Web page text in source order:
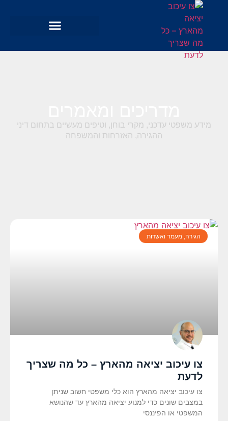
מידע משפטי עדכני, מקרי בוחן, וטיפים מעשיים בתחום דיני
ההגירה, האזרחות והמשפחה
הגירה, מעמד ואשרות
צו עיכוב יציאה מהארץ – כל מה שצריך
לדעת
צו עיכוב יציאה מהארץ הוא כלי משפטי חשוב שניתן
במצבים שונים כדי למנוע יציאה מהארץ עד שהנושא
המשפטי או הפיננסי